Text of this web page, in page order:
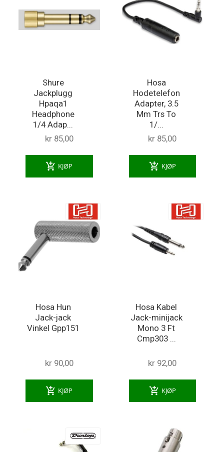
Shure
Jackplugg
Hpaqa1
Headphone
1/4 Adap...
kr 85,00
add_shopping_cart KJØP
Hosa
Hodetelefon
Adapter, 3.5
Mm Trs To
1/...
kr 85,00
add_shopping_cart KJØP
Hosa Hun
Jack-jack
Vinkel Gpp151
kr 90,00
add_shopping_cart KJØP
Hosa Kabel
Jack-minijack
Mono 3 Ft
Cmp303 ...
kr 92,00
add_shopping_cart KJØP